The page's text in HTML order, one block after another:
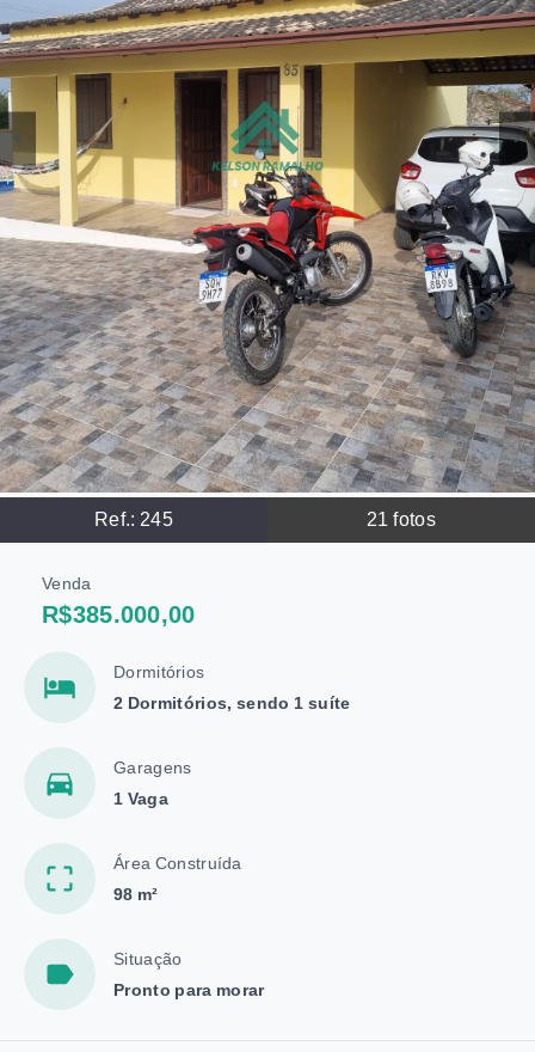
Ref.: 245 21 fotos
Venda
R$385.000,00
Dormitórios
2 Dormitórios, sendo 1 suíte
Garagens
1 Vaga
Área Construída
98 m²
Situação
Pronto para morar